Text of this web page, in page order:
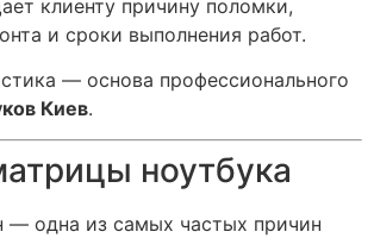
клиенту причину поломки,
и сроки выполнения работ.
— основа профессионального
Киев.
ноутбука
— одна из самых частых причин